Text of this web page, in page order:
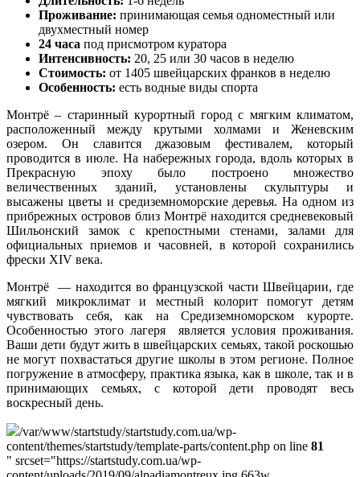
Проживание: принимающая семья одноместный или
двухместный номер
24 часа под присмотром куратора
Интенсивность: 20, 25 или 30 часов в неделю
Стоимость: от 1405 швейцарских франков в неделю
Особенность: есть водные виды спорта
Монтрё – старинный курортный город с мягким климатом,
расположенный между крутыми холмами и Женевским
озером. Он славится джазовым фестивалем, который
проводится в июле. На набережных города, вдоль которых в
Прекрасную эпоху было построено множество
величественных зданий, установлены скульптуры и
высажены цветы и средиземноморские деревья. На одном из
прибрежных островов близ Монтрё находится средневековый
Шильонский замок с крепостными стенами, залами для
официальных приемов и часовней, в которой сохранились
фрески XIV века.
Монтрё — находится во французской части Швейцарии, где
мягкий микроклимат и местный колорит помогут детям
чувствовать себя, как на Средиземноморском курорте.
Особенностью этого лагеря является условия проживания.
Ваши дети будут жить в швейцарских семьях, такой роскошью
не могут похвастаться другие школы в этом регионе. Полное
погружение в атмосферу, практика языка, как в школе, так и в
принимающих семьях, с которой дети проводят весь
воскресный день.
/var/www/startstudy/startstudy.com.ua/wp-
content/themes/startstudy/template-parts/content.php on line 81
" srcset="https://startstudy.com.ua/wp-